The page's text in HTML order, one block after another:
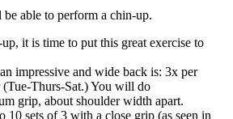
able to perform a chin-up.
it is time to put this great exercise to
impressive and wide back is: 3x per
Thurs-Sat.) You will do
grip, about shoulder width apart.
sets of 3 with a close grip (as seen in